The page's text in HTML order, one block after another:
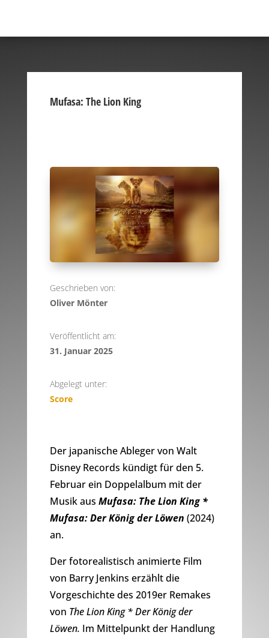
Mufasa: The Lion King
Geschrieben von:
Oliver Mönter
Veröffentlicht am:
31. Januar 2025
Abgelegt unter:
Score
Der japanische Ableger von Walt
Disney Records kündigt für den 5.
Februar ein Doppelalbum mit der
Musik aus Mufasa: The Lion King *
Mufasa: Der König der Löwen (2024)
an.
Der fotorealistisch animierte Film
von Barry Jenkins erzählt die
Vorgeschichte des 2019er Remakes
von The Lion King * Der König der
Löwen. Im Mittelpunkt der Handlung